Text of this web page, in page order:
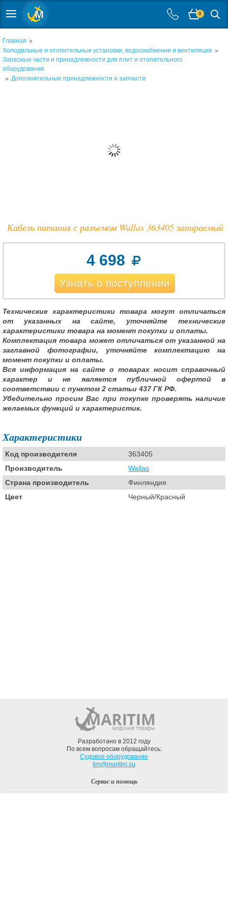
0
Главная »
Холодильные и отопительные установки, водоснабжение и вентиляция »
Запасные части и принадлежности для плит и отопительного
оборудования
» Дополнительные принадлежности и запчасти
Кабель питания с разъемом Wallas 363405 запираемый
4 698
Узнать о поступлении
Технические характеристики товара могут отличаться
от указанных на сайте, уточняйте технические
характеристики товара на момент покупки и оплаты.
Комплектация товара может отличаться от указанной на
заглавной фотографии, уточняйте комплектацию на
момент покупки и оплаты.
Вся информация на сайте о товарах носит справочный
характер и не является публичной офертой в
соответствии с пунктом 2 статьи 437 ГК РФ.
Убедительно просим Вас при покупке проверять наличие
желаемых функций и характеристик.
Характеристики
Код производителя
363405
Производитель
Wallas
Страна производитель
Финляндия
Цвет
Черный/Красный
Разработано в 2012 году
По всем вопросам обращайтесь:
Судовое оборудование
tim@maritim.su
Сервис и помощь